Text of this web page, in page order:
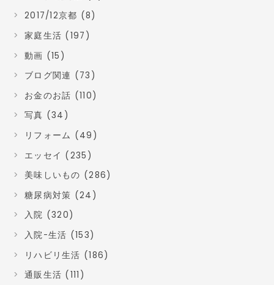
2017/12京都 (8)
家庭生活 (197)
動画 (15)
ブログ関連 (73)
お金のお話 (110)
写真 (34)
リフォーム (49)
エッセイ (235)
美味しいもの (286)
糖尿病対策 (24)
入院 (320)
入院-生活 (153)
リハビリ生活 (186)
通販生活 (111)